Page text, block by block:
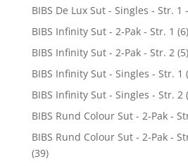
BIBS De Lux Sut - Singles - Str.
BIBS Infinity Sut - 2-Pak - Str. 1 (6)
BIBS Infinity Sut - 2-Pak - Str. 2 (5)
BIBS Infinity Sut - Singles - Str. 1
BIBS Infinity Sut - Singles - Str. 2
BIBS Rund Colour Sut - 2-Pak -
BIBS Rund Colour Sut - 2-Pak -
(39)